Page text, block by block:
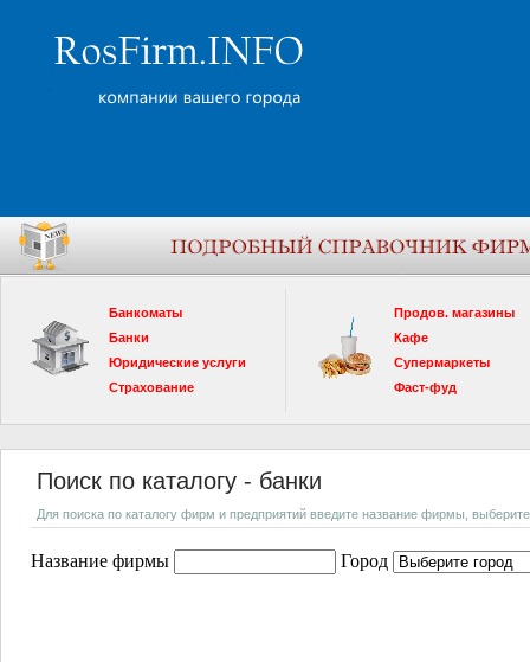
Банкоматы
Банки
Юридические услуги
Страхование
Продов. магазины
Кафе
Супермаркеты
Фаст-фуд
Поиск по каталогу - банки
Для поиска по каталогу фирм и предприятий введите название фирмы, выберите
Название фирмы Город